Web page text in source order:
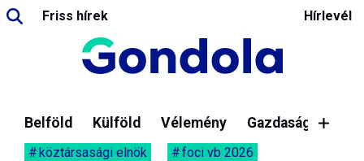
Friss hírek Hírlevél
Belföld Külföld Vélemény Gazdaság
köztársasági elnök foci vb 2026